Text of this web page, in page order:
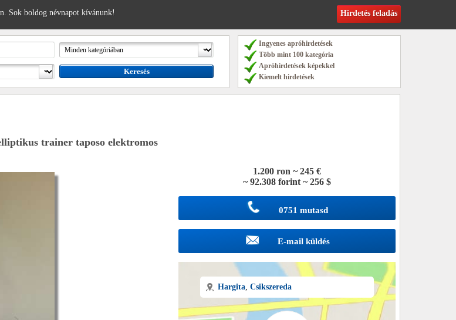
Sok boldog névnapot kívánunk! Hirdetés feladás
Ingyenes apróhirdetések
Több mint 100 kategória
Apróhirdetések képekkel
Kiemelt hirdetések
trainer taposo elektromos
1.200 ron ~ 245 €
~ 92.308 forint ~ 256 $
0751 mutasd
E-mail küldés
Hargita Csikszereda